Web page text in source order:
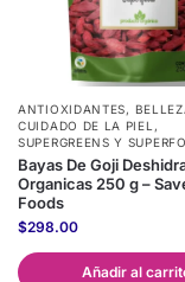
ANTIOXIDANTES,
CUIDADO DE LA PIEL ,
SUPERGREENS Y
Bayas De Goji
Organicas 250 g –
Foods
$298.00
Añadir al